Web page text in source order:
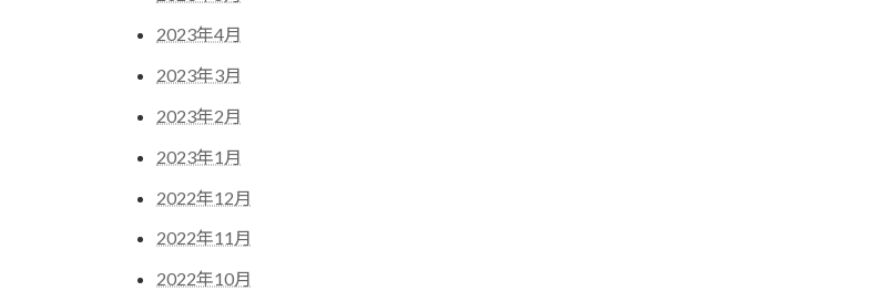
2023年4月
2023年3月
2023年2月
2023年1月
2022年12月
2022年11月
2022年10月